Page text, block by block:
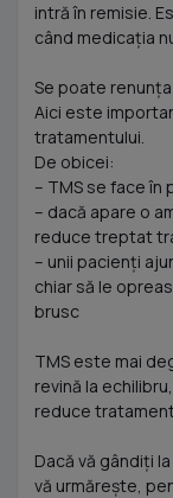
intră în remisie.
când medicația
Se poate
Aici este
tratamentului.
De obicei:
– TMS se face în
– dacă apare o
reduce treptat
– unii pacienți
chiar să le
brusc
TMS este mai
revină la
reduce
Dacă vă gândiți
vă urmărește,